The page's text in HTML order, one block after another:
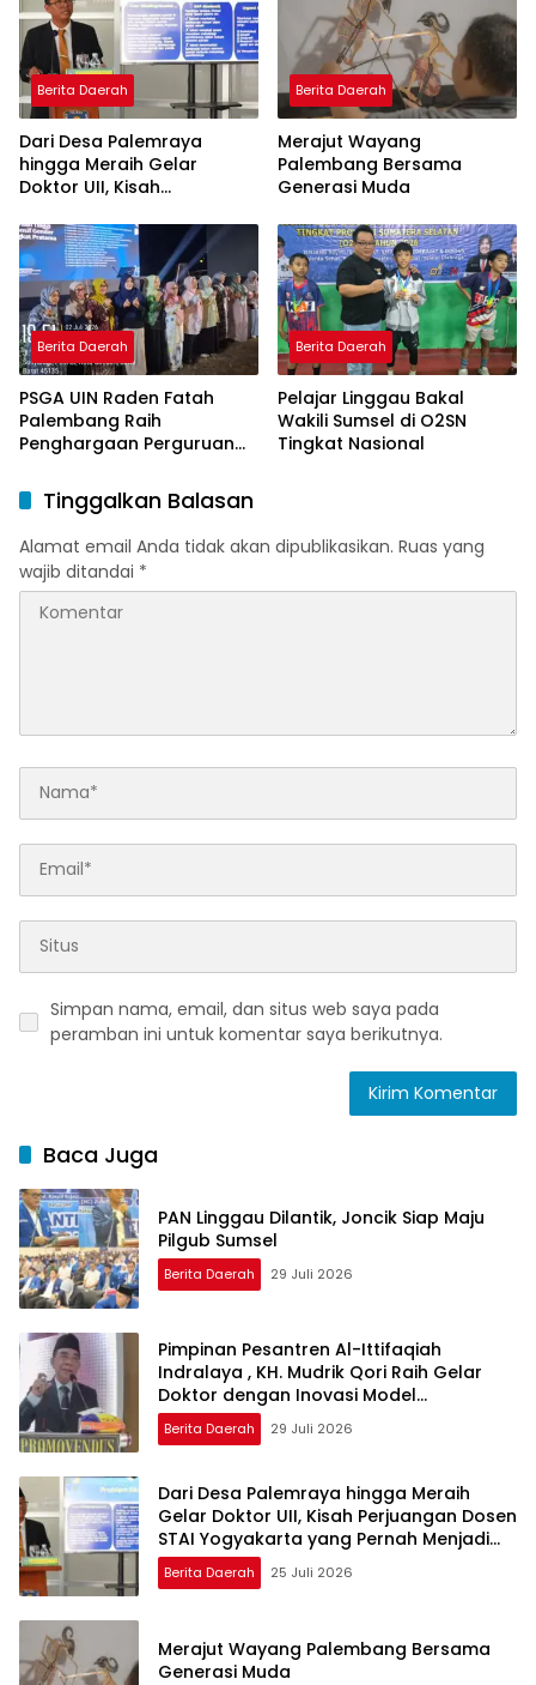
Berita Daerah
Dari Desa Palemraya
hingga Meraih Gelar
Doktor UII, Kisah
Yogyakarta yang Pernah
Menjadi Driver Taksi Online
Berita Daerah
Merajut Wayang
Palembang Bersama
Generasi Muda
Berita Daerah
PSGA UIN Raden Fatah
Palembang Raih
Penghargaan Perguruan
Peringkat Pratama
Berita Daerah
Pelajar Linggau Bakal
Wakili Sumsel di O2SN
Tingkat Nasional
Tinggalkan Balasan
Alamat email Anda tidak akan dipublikasikan. Ruas yang
wajib ditandai *
Simpan nama, email, dan situs web saya pada
peramban ini untuk komentar saya berikutnya.
Baca Juga
PAN Linggau Dilantik, Joncik Siap Maju
Pilgub Sumsel
Berita Daerah 29 Juli 2026
Pimpinan Pesantren Al-Ittifaqiah
Indralaya , KH. Mudrik Qori Raih Gelar
Doktor dengan Inovasi Model
Pembelajaran Nagham Al-Qur’an di UMM
Berita Daerah 29 Juli 2026
Dari Desa Palemraya hingga Meraih
Gelar Doktor UII, Kisah Perjuangan Dosen
STAI Yogyakarta yang Pernah Menjadi
Driver Taksi Online
Berita Daerah 25 Juli 2026
Merajut Wayang Palembang Bersama
Generasi Muda